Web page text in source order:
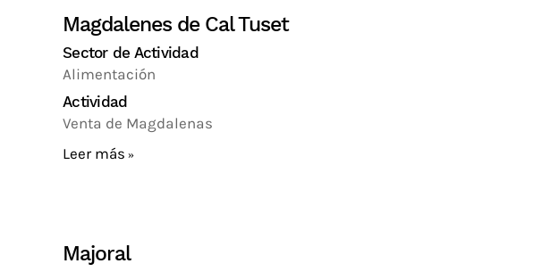
Magdalenes de Cal Tuset
Sector de Actividad
Alimentación
Actividad
Venta de Magdalenas
Leer más
Majoral